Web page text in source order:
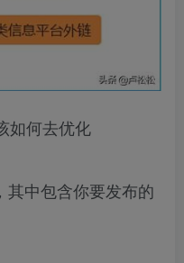
如何去优化
其中包含你要发布的